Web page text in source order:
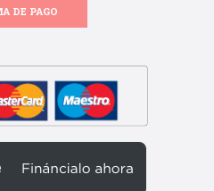
DE PAGO